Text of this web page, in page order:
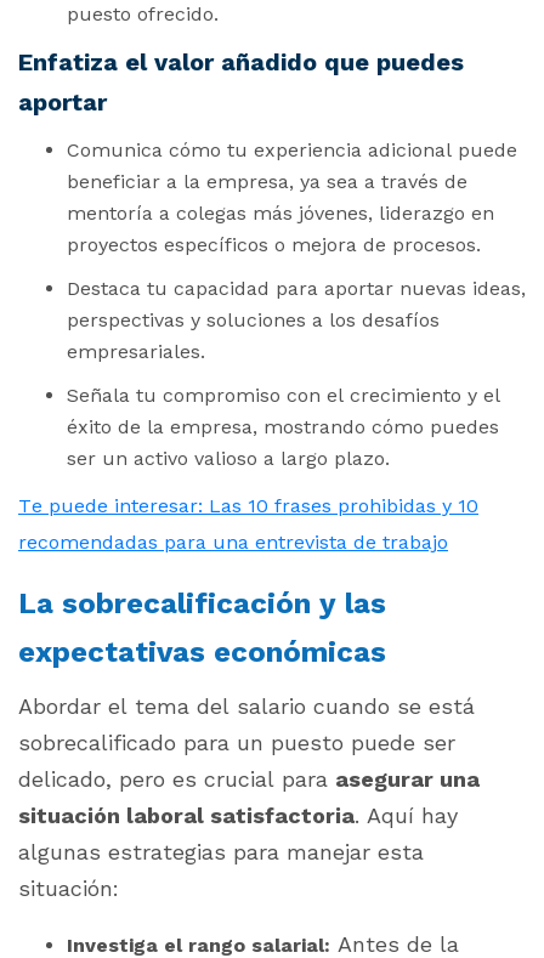
puesto ofrecido.
Enfatiza el valor añadido que puedes
aportar
Comunica cómo tu experiencia adicional puede
beneficiar a la empresa, ya sea a través de
mentoría a colegas más jóvenes, liderazgo en
proyectos específicos o mejora de procesos.
Destaca tu capacidad para aportar nuevas ideas,
perspectivas y soluciones a los desafíos
empresariales.
Señala tu compromiso con el crecimiento y el
éxito de la empresa, mostrando cómo puedes
ser un activo valioso a largo plazo.
Te puede interesar: Las 10 frases prohibidas y 10
recomendadas para una entrevista de trabajo
La sobrecalificación y las
expectativas económicas
Abordar el tema del salario cuando se está
sobrecalificado para un puesto puede ser
delicado, pero es crucial para asegurar una
situación laboral satisfactoria. Aquí hay
algunas estrategias para manejar esta
situación:
Investiga el rango salarial: Antes de la